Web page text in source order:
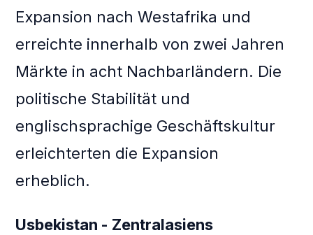
Expansion nach Westafrika und
erreichte innerhalb von zwei Jahren
Märkte in acht Nachbarländern. Die
politische Stabilität und
englischsprachige Geschäftskultur
erleichterten die Expansion
erheblich.
Usbekistan - Zentralasiens